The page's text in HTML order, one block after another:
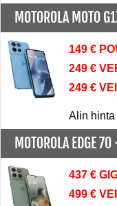
MOTOROLA MOTO
149 €
249 €
249 €
Alin
MOTOROLA EDGE
437 €
499 €